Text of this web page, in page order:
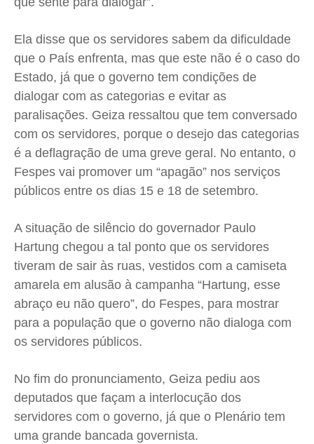
Ela disse que os servidores sabem da dificuldade
que o País enfrenta, mas que este não é o caso do
Estado, já que o governo tem condições de
dialogar com as categorias e evitar as
paralisações. Geiza ressaltou que tem conversado
com os servidores, porque o desejo das categorias
é a deflagração de uma greve geral. No entanto, o
Fespes vai promover um “apagão” nos serviços
públicos entre os dias 15 e 18 de setembro.
A situação de silêncio do governador Paulo
Hartung chegou a tal ponto que os servidores
tiveram de sair às ruas, vestidos com a camiseta
amarela em alusão à campanha “Hartung, esse
abraço eu não quero”, do Fespes, para mostrar
para a população que o governo não dialoga com
os servidores públicos.
No fim do pronunciamento, Geiza pediu aos
deputados que façam a interlocução dos
servidores com o governo, já que o Plenário tem
uma grande bancada governista.